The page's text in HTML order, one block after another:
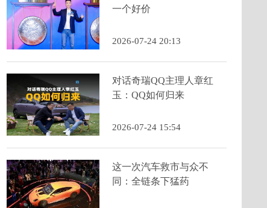
一个好价
2026-07-24 20:13
对话奇瑞QQ主理人章红
玉：QQ如何归来
2026-07-24 15:54
这一次汽车救市与众不
同：全链条下猛药